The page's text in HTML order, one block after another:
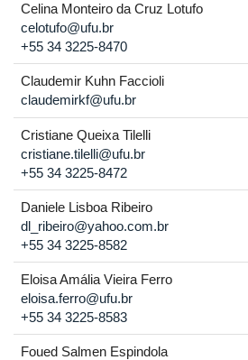
Celina Monteiro da Cruz Lotufo
celotufo@ufu.br
+55 34 3225-8470
Claudemir Kuhn Faccioli
claudemirkf@ufu.br
Cristiane Queixa Tilelli
cristiane.tilelli@ufu.br
+55 34 3225-8472
Daniele Lisboa Ribeiro
dl_ribeiro@yahoo.com.br
+55 34 3225-8582
Eloisa Amália Vieira Ferro
eloisa.ferro@ufu.br
+55 34 3225-8583
Foued Salmen Espindola